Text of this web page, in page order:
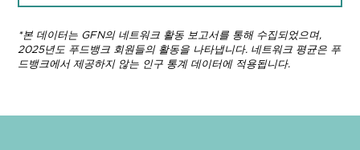
*본 데이터는 GFN의 네트워크 활동 보고서를 통해 수집되었으며,
2025년도 푸드뱅크 회원들의 활동을 나타냅니다. 네트워크 평균은 푸
드뱅크에서 제공하지 않는 인구 통계 데이터에 적용됩니다.